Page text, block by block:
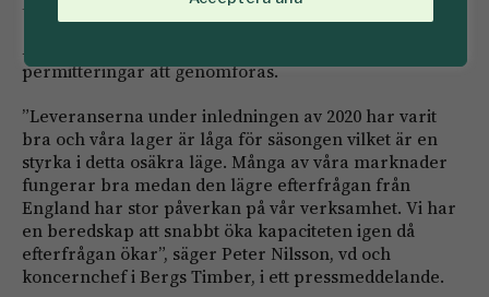
Även i verksamheten i Baltikum och England kommer
permitteringar att genomföras.
”Leveranserna under inledningen av 2020 har varit
bra och våra lager är låga för säsongen vilket är en
styrka i detta osäkra läge. Många av våra marknader
fungerar bra medan den lägre efterfrågan från
England har stor påverkan på vår verksamhet. Vi har
en beredskap att snabbt öka kapaciteten igen då
efterfrågan ökar”, säger Peter Nilsson, vd och
koncernchef i Bergs Timber, i ett pressmeddelande.